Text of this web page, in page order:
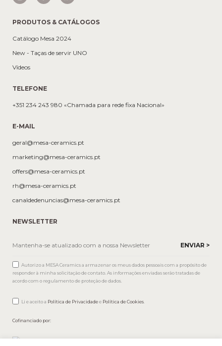
PRODUTOS & CATÁLOGOS
Catálogo Mesa 2024
New - Taças de servir UNO
Vídeos
TELEFONE
+351 234 243 980 «Chamada para rede fixa Nacional»
E-MAIL
geral@mesa-ceramics.pt
marketing@mesa-ceramics.pt
offers@mesa-ceramics.pt
rh@mesa-ceramics.pt
canaldedenuncias@mesa-ceramics.pt
NEWSLETTER
Autorizo a MESA Ceramics a armazenar os meus dados pessoais com a propósito de
responder à minha solicitação de contato. As informações enviadas serão tratadas de
acordo com o regulamento de proteção de dados.
Li e aceito a Política de Privacidadee Política de Cookies
Cofinanciado por: